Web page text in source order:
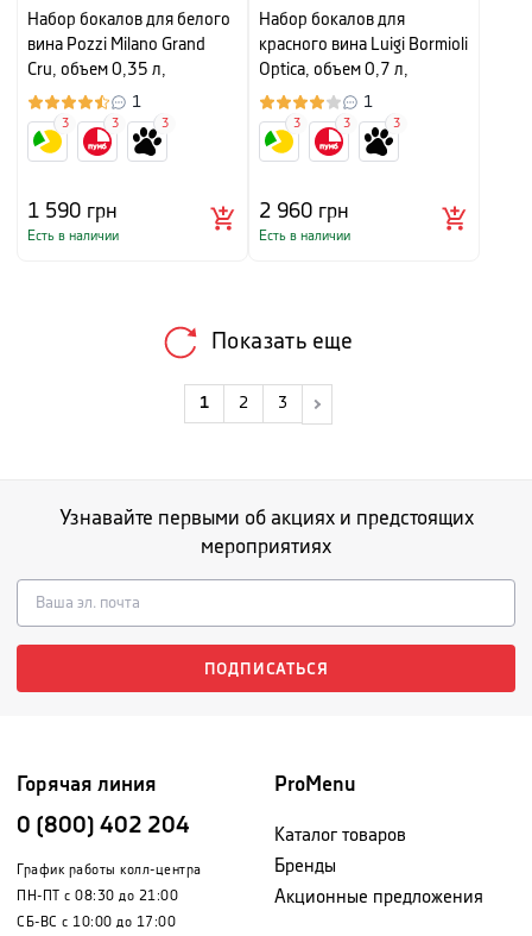
Набор бокалов для белого
вина Pozzi Milano Grand
Cru, объем 0,35 л,
прозрачный, 2 шт
1
1 590 грн
Есть в наличии
3 3 3
Набор бокалов для
красного вина Luigi Bormioli
Optica, объем 0,7 л,
прозрачный, 4 шт
1
2 960 грн
Есть в наличии
3 3 3
Показать еще
1 2 3
Узнавайте первыми об акциях и предстоящих
мероприятиях
ПОДПИСАТЬСЯ
Горячая линия
0 (800) 402 204
График работы колл-центра
ПН-ПТ с 08:30 до 21:00
СБ-ВС с 10:00 до 17:00
ProMenu
Каталог товаров
Бренды
Акционные предложения